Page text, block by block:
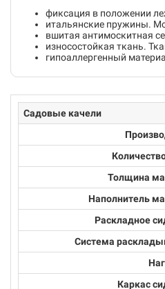
фиксация в положении
итальянские пружины.
вшитая антимоскитная
износостойкая ткань.
гипоаллергенный
Садовые качели
Толщина
Наполнитель
Раскладное
Система
Каркас